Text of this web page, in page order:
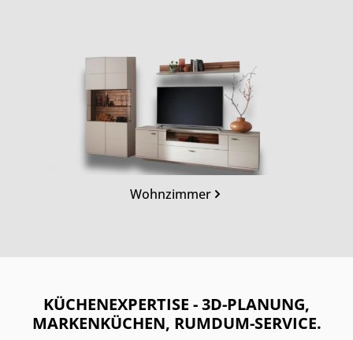
Kategoriegalerie überspringen
Wohnzimmer
KÜCHENEXPERTISE - 3D-PLANUNG,
MARKENKÜCHEN, RUMDUM-SERVICE.